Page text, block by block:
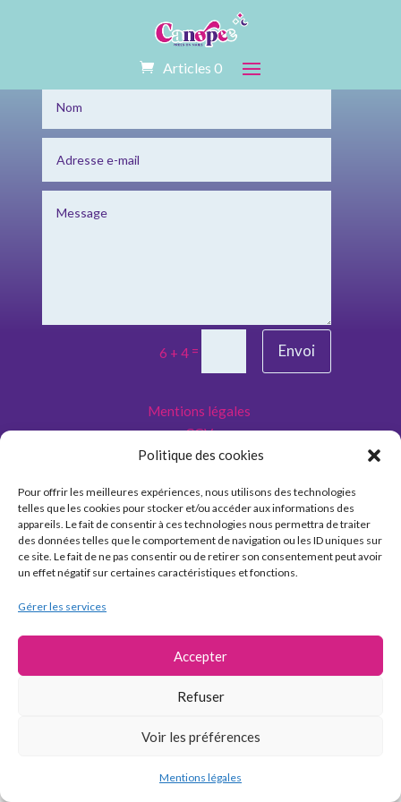
Politique des cookies
Pour offrir les meilleures expériences, nous utilisons des technologies
telles que les cookies pour stocker et/ou accéder aux informations des
appareils. Le fait de consentir à ces technologies nous permettra de traiter
des données telles que le comportement de navigation ou les ID uniques sur
ce site. Le fait de ne pas consentir ou de retirer son consentement peut avoir
un effet négatif sur certaines caractéristiques et fonctions.
Gérer les services
Accepter
Refuser
Voir les préférences
Mentions légales
Articles 0
6 + 4= Envoi
Mentions légales
CGV
FAQ
© 2024 – canopeepressonnails